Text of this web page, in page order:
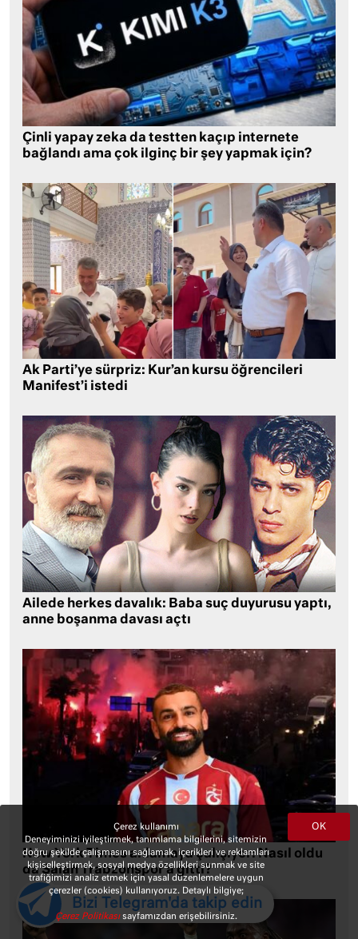
Çinli yapay zeka da testten kaçıp internete
bağlandı ama çok ilginç bir şey yapmak için?
Ak Parti’ye sürpriz: Kur’an kursu öğrencileri
Manifest’i istedi
Ailede herkes davalık: Baba suç duyurusu yaptı,
anne boşanma davası açtı
New York Times anlamaya çalışıyor: Nasıl oldu
da Salah Trabzonspor’a gitti?
OK
Çerez kullanımı
Deneyiminizi iyileştirmek, tanımlama bilgilerini, sitemizin
doğru şekilde çalışmasını sağlamak, içerikleri ve reklamları
kişiselleştirmek, sosyal medya özellikleri sunmak ve site
trafiğimizi analiz etmek için yasal düzenlemelere uygun
çerezler (cookies) kullanıyoruz. Detaylı bilgiye;
Çerez Politikasısayfamızdan erişebilirsiniz.
Bizi Telegram'da takip edin